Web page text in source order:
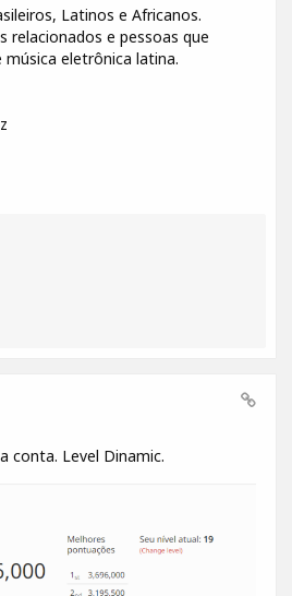
Latinos e Africanos.
relacionados e pessoas que
eletrônica latina.
conta. Level Dinamic.